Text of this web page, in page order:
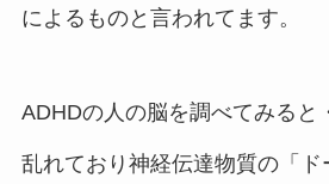
によるものと言われてます。
ADHDの人の脳を調べてみると
乱れており神経伝達物質の「